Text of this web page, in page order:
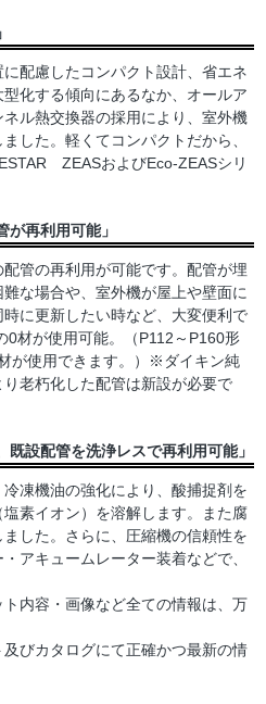
配慮したコンパクト設計、省エネ
化する傾向にあるなか、オールア
ル熱交換器の採用により、室外機
した。軽くてコンパクトだから、
ZEASおよびEco-ZEASシリ
が再利用可能」
管の再利用が可能です。配管が埋
な場合や、室外機が屋上や壁面に
に更新したい時など、大変便利で
材が使用可能。（P112～P160形
が使用できます。）※ダイキン純
老朽化した配管は新設が必要で
既設配管を洗浄レスで再利用可能」
凍機油の強化により、酸捕捉剤を
素イオン）を溶解します。また腐
した。さらに、圧縮機の信頼性を
アキュームレーター装着などで、
内容・画像など全ての情報は、万
びカタログにて正確かつ最新の情